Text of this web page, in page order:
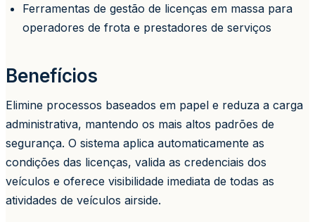
Ferramentas de gestão de licenças em massa para
operadores de frota e prestadores de serviços
Benefícios
Elimine processos baseados em papel e reduza a carga
administrativa, mantendo os mais altos padrões de
segurança. O sistema aplica automaticamente as
condições das licenças, valida as credenciais dos
veículos e oferece visibilidade imediata de todas as
atividades de veículos airside.